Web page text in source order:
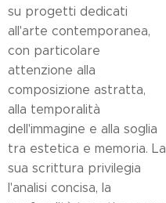
su progetti dedicati
all'arte contemporanea,
con particolare
attenzione alla
composizione astratta,
alla temporalità
dell'immagine e alla soglia
tra estetica e memoria. La
sua scrittura privilegia
l'analisi concisa, la